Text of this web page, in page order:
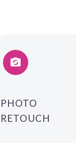


PHOTO
RETOUCH